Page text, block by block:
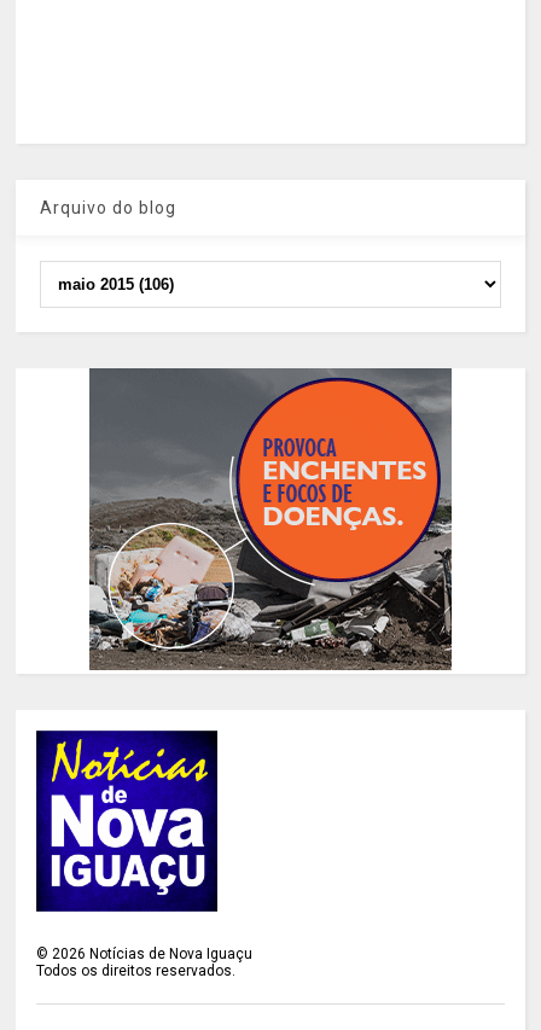
Arquivo do blog
©2026 Notícias de Nova Iguaçu
Todos os direitos reservados.